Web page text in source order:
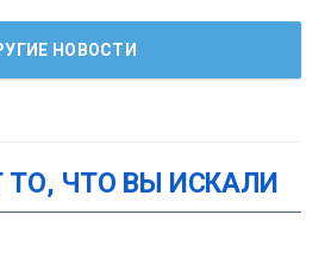
НОВОСТИ
ТО, ЧТО ВЫ ИСКАЛИ